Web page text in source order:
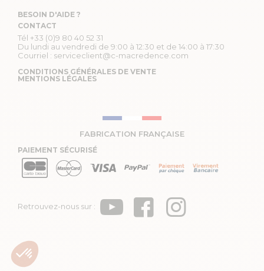
BESOIN D'AIDE ?
CONTACT
Tél +33 (0)9 80 40 52 31
Du lundi au vendredi de 9:00 à 12:30 et de 14:00 à 17:30
Courriel : serviceclient@c-macredence.com
CONDITIONS GÉNÉRALES DE VENTE
MENTIONS LÉGALES
FABRICATION FRANÇAISE
PAIEMENT SÉCURISÉ
Retrouvez-nous sur :